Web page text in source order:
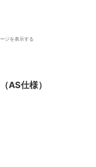
ジを表示する
AS仕様）